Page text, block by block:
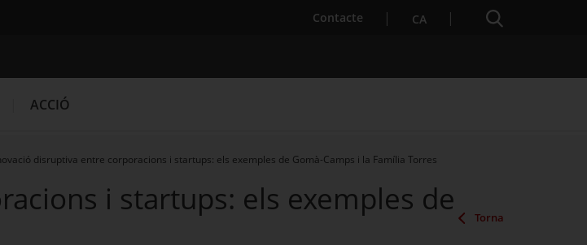
Contacte . Obre en una nova finestra.
CA Cercador
Cercador
d'ajuts obertes Últimes notícies Properes activitats
ACCIÓ
disruptiva entre corporacions i startups: els exemples de Gomà-Camps i la Família Torres
i startups: els exemples de
Torna